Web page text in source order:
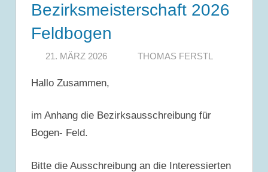
Bezirksmeisterschaft 2026
Feldbogen
21. MÄRZ 2026 THOMAS FERSTL
Hallo Zusammen,
im Anhang die Bezirksausschreibung für
Bogen- Feld.
Bitte die Ausschreibung an die Interessierten